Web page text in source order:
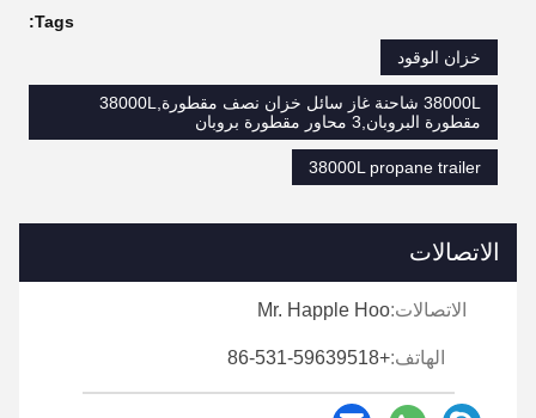
Tags:
خزان الوقود
38000L شاحنة غاز سائل خزان نصف مقطورة,38000L
مقطورة البروبان,3 محاور مقطورة بروبان
38000L propane trailer
الاتصالات
الاتصالات:Mr. Happle Hoo
الهاتف:+86-531-59639518